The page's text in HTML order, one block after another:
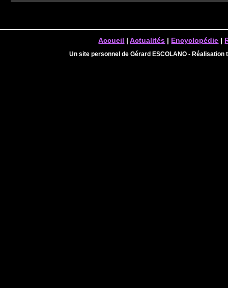
Accueil |Actualités | Encyclopédie |
Un site personnel de Gérard ESCOLANO -